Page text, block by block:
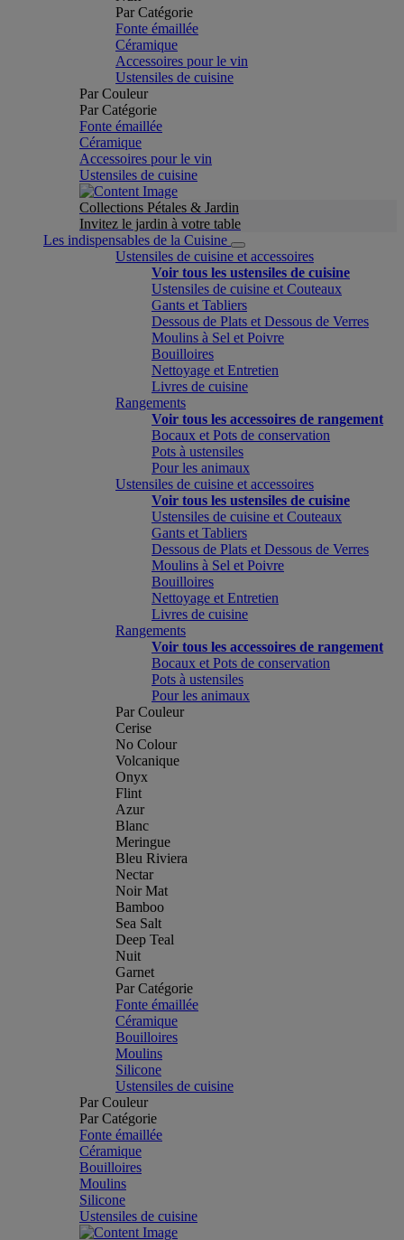
Par Catégorie
Fonte émaillée
Céramique
Accessoires pour le vin
Ustensiles de cuisine
Par Couleur
Par Catégorie
Fonte émaillée
Céramique
Accessoires pour le vin
Ustensiles de cuisine
Collections Pétales & Jardin
Invitez le jardin à votre table
Les indispensables de la Cuisine
Ustensiles de cuisine et accessoires
Voir tous les ustensiles de cuisine
Ustensiles de cuisine et Couteaux
Gants et Tabliers
Dessous de Plats et Dessous de Verres
Moulins à Sel et Poivre
Bouilloires
Nettoyage et Entretien
Livres de cuisine
Rangements
Voir tous les accessoires de rangement
Bocaux et Pots de conservation
Pots à ustensiles
Pour les animaux
Ustensiles de cuisine et accessoires
Voir tous les ustensiles de cuisine
Ustensiles de cuisine et Couteaux
Gants et Tabliers
Dessous de Plats et Dessous de Verres
Moulins à Sel et Poivre
Bouilloires
Nettoyage et Entretien
Livres de cuisine
Rangements
Voir tous les accessoires de rangement
Bocaux et Pots de conservation
Pots à ustensiles
Pour les animaux
Par Couleur
Cerise
No Colour
Volcanique
Onyx
Flint
Azur
Blanc
Meringue
Bleu Riviera
Nectar
Noir Mat
Bamboo
Sea Salt
Deep Teal
Nuit
Garnet
Par Catégorie
Fonte émaillée
Céramique
Bouilloires
Moulins
Silicone
Ustensiles de cuisine
Par Couleur
Par Catégorie
Fonte émaillée
Céramique
Bouilloires
Moulins
Silicone
Ustensiles de cuisine